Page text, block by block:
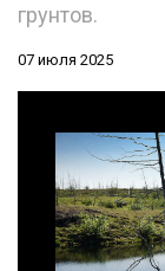
грунтов.
07 июля 2025